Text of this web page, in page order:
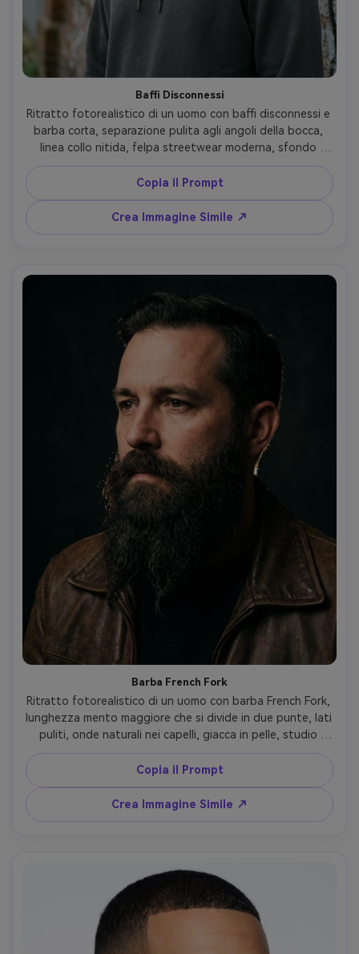
Baffi Disconnessi
Ritratto fotorealistico di un uomo con baffi disconnessi e
barba corta, separazione pulita agli angoli della bocca,
linea collo nitida, felpa streetwear moderna, sfondo
urbano, luce soffusa, 50mm, dettaglio pelle realistico e
texture stubble barba --ar 4:5
Copia il Prompt
Crea Immagine Simile ↗
Barba French Fork
Ritratto fotorealistico di un uomo con barba French Fork,
lunghezza mento maggiore che si divide in due punte, lati
puliti, onde naturali nei capelli, giacca in pelle, studio
moody rim light, sfondo scuro, obiettivo 85mm, alta
definizione capelli, stile drammatico --ar 4:5
Copia il Prompt
Crea Immagine Simile ↗